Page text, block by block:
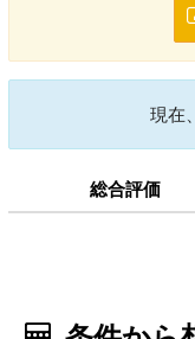
現在
総合評価